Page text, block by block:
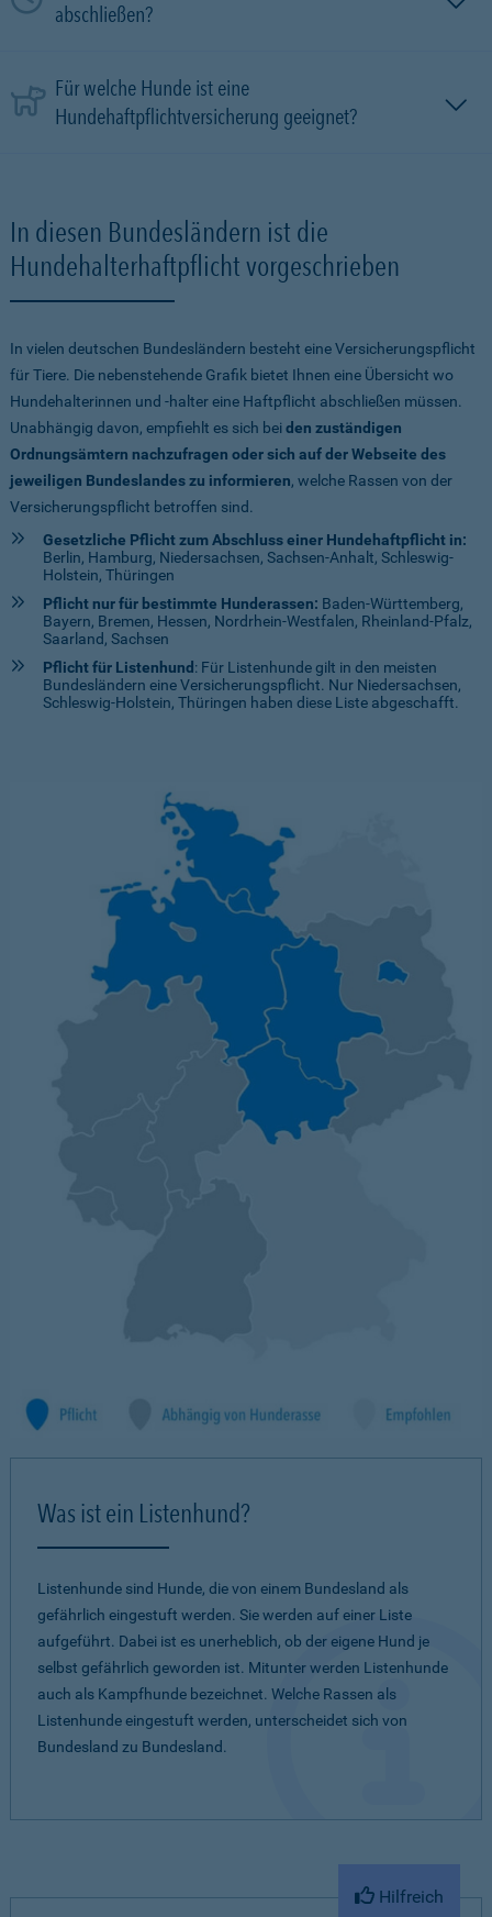
abschließen?
Für welche Hunde ist eine
Hundehaftpflichtversicherung geeignet?
In diesen Bundesländern ist die
Hundehalterhaftpflicht vorgeschrieben
In vielen deutschen Bundesländern besteht eine Versicherungspflicht
für Tiere. Die nebenstehende Grafik bietet Ihnen eine Übersicht wo
Hundehalterinnen und -halter eine Haftpflicht abschließen müssen.
Unabhängig davon, empfiehlt es sich beiden zuständigen
Ordnungsämtern nachzufragen oder sich auf der Webseite des
jeweiligen Bundeslandes zu informieren, welche Rassen von der
Versicherungspflicht betroffen sind.
Gesetzliche Pflicht zum Abschluss einer Hundehaftpflicht in:
Berlin, Hamburg, Niedersachsen, Sachsen-Anhalt, Schleswig-
Holstein, Thüringen
Pflicht nur für bestimmte Hunderassen: Baden-Württemberg,
Bayern, Bremen, Hessen, Nordrhein-Westfalen, Rheinland-Pfalz,
Saarland, Sachsen
Pflicht für Listenhund : Für Listenhunde gilt in den meisten
Bundesländern eine Versicherungspflicht. Nur Niedersachsen,
Schleswig-Holstein, Thüringen haben diese Liste abgeschafft.
Was ist ein Listenhund?
Listenhunde sind Hunde, die von einem Bundesland als
gefährlich eingestuft werden. Sie werden auf einer Liste
aufgeführt. Dabei ist es unerheblich, ob der eigene Hund je
selbst gefährlich geworden ist. Mitunter werden Listenhunde
auch als Kampfhunde bezeichnet. Welche Rassen als
Listenhunde eingestuft werden, unterscheidet sich von
Bundesland zu Bundesland.
Hilfreich